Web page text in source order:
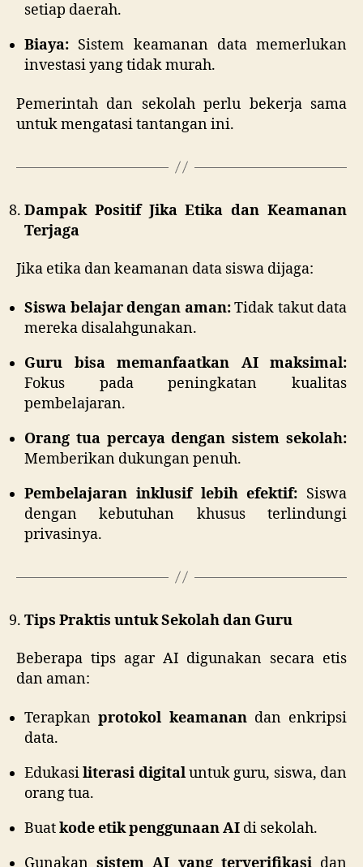
setiap daerah.
Biaya: Sistem keamanan data memerlukan
investasi yang tidak murah.
Pemerintah dan sekolah perlu bekerja sama
untuk mengatasi tantangan ini.
Dampak Positif Jika Etika dan Keamanan
Terjaga
Jika etika dan keamanan data siswa dijaga:
Siswa belajar dengan aman:Tidak takut data
mereka disalahgunakan.
Guru bisa memanfaatkan AI maksimal:
Fokus pada peningkatan kualitas
pembelajaran.
Orang tua percaya dengan sistem sekolah:
Memberikan dukungan penuh.
Pembelajaran inklusif lebih efektif: Siswa
dengan kebutuhan khusus terlindungi
privasinya.
Tips Praktis untuk Sekolah dan Guru
Beberapa tips agar AI digunakan secara etis
dan aman:
Terapkanprotokol keamanandan enkripsi
data.
Edukasiliterasi digitaluntuk guru, siswa, dan
orang tua.
Buatkode etik penggunaan AI di sekolah.
Gunakansistem AI yang terverifikasidan